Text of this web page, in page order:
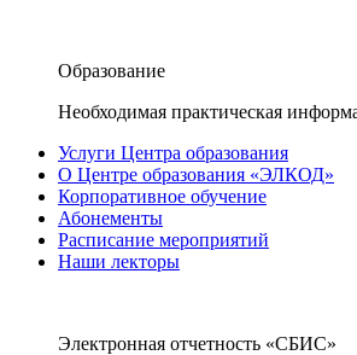
Образование
Необходимая практическая
Услуги Центра образования
О Центре образования «ЭЛКОД»
Корпоративное обучение
Абонементы
Расписание мероприятий
Наши лекторы
Электронная отчетность «СБИС»